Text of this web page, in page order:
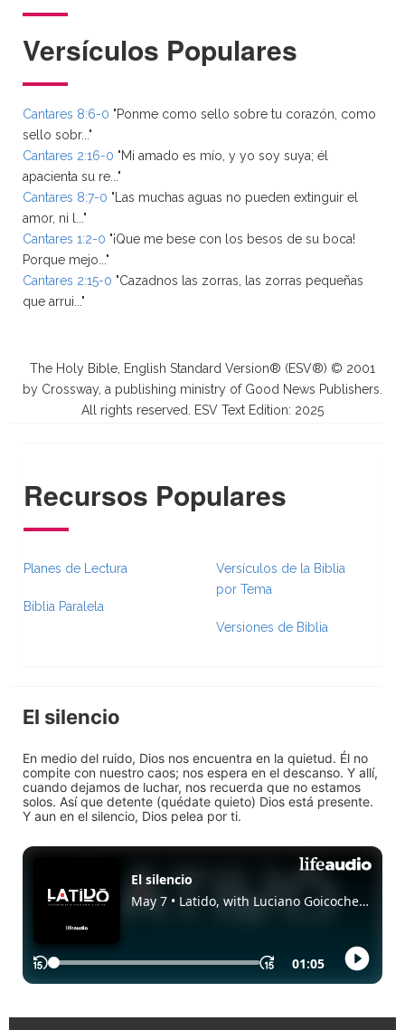
Versículos Populares
Cantares 8:6-0 "Ponme como sello sobre tu corazón, como
sello sobr..."
Cantares 2:16-0 "Mi amado es mío, y yo soy suya; él
apacienta su re..."
Cantares 8:7-0 "Las muchas aguas no pueden extinguir el
amor, ni l..."
Cantares 1:2-0 "¡Que me bese con los besos de su boca!
Porque mejo..."
Cantares 2:15-0 "Cazadnos las zorras, las zorras pequeñas
que arrui..."
The Holy Bible, English Standard Version® (ESV®) © 2001
by Crossway, a publishing ministry of Good News Publishers.
All rights reserved. ESV Text Edition: 2025
Recursos Populares
Planes de Lectura
Biblia Paralela
Versículos de la Biblia
por Tema
Versiones de Biblia
El silencio
En medio del ruido, Dios nos encuentra en la quietud. Él no
compite con nuestro caos; nos espera en el descanso. Y allí,
cuando dejamos de luchar, nos recuerda que no estamos
solos. Así que detente (quédate quieto) Dios está presente.
Y aun en el silencio, Dios pelea por ti.